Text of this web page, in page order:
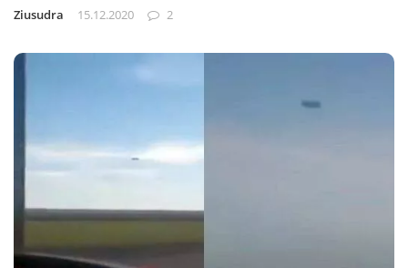
Ziusudra 15.12.2020 2